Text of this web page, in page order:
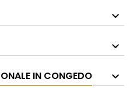
IN CONGEDO